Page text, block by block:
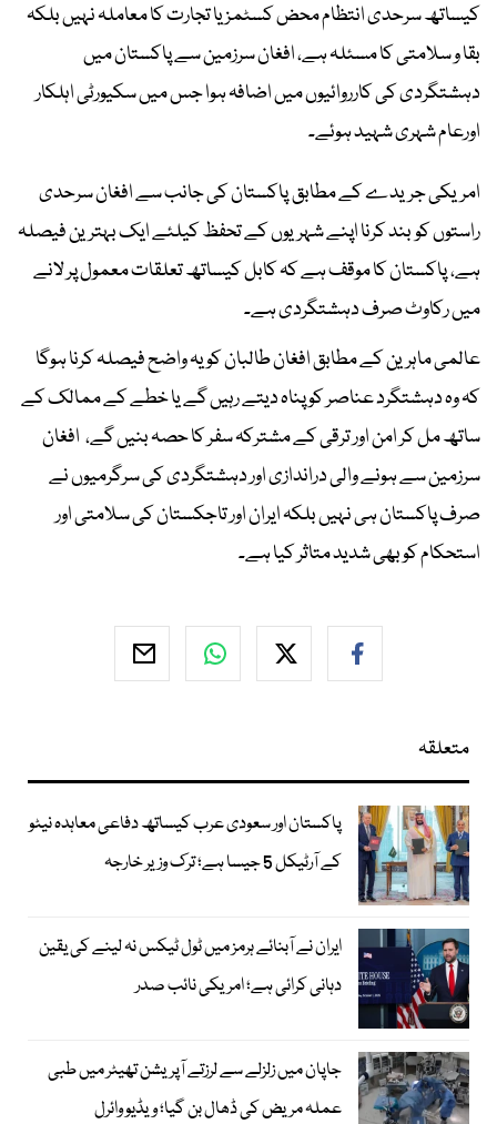
کیساتھ سرحدی انتظام محض کسٹمز یا تجارت کا معاملہ نہیں بلکہ
بقا و سلامتی کا مسئلہ ہے، افغان سرزمین سے پاکستان میں
دہشتگردی کی کارروائیوں میں اضافہ ہوا جس میں سکیورٹی اہلکار
اورعام شہری شہید ہوئے۔
امریکی جریدے کے مطابق پاکستان کی جانب سے افغان سرحدی
راستوں کو بند کرنا اپنے شہریوں کے تحفظ کیلئے ایک بہترین فیصلہ
ہے، پاکستان کا موقف ہے کہ کابل کیساتھ تعلقات معمول پر لانے
میں رکاوٹ صرف دہشتگردی ہے۔
عالمی ماہرین کے مطابق افغان طالبان کو یہ واضح فیصلہ کرنا ہوگا
کہ وہ دہشتگرد عناصر کو پناہ دیتے رہیں گے یا خطے کے ممالک کے
ساتھ مل کر امن اور ترقی کے مشترکہ سفر کا حصہ بنیں گے، افغان
سرزمین سے ہونے والی دراندازی اور دہشتگردی کی سرگرمیوں نے
صرف پاکستان ہی نہیں بلکہ ایران اور تاجکستان کی سلامتی اور
استحکام کو بھی شدید متاثر کیا ہے۔
متعلقہ
پاکستان اور سعودی عرب کیساتھ دفاعی معاہدہ نیٹو
کے آرٹیکل 5 جیسا ہے؛ ترک وزیر خارجہ
ایران نے آبنائے ہرمز میں ٹول ٹیکس نہ لینے کی یقین
دہانی کرائی ہے؛ امریکی نائب صدر
جاپان میں زلزلے سے لرزتے آپریشن تھیٹر میں طبی
عملہ مریض کی ڈھال بن گیا؛ ویڈیو وائرل